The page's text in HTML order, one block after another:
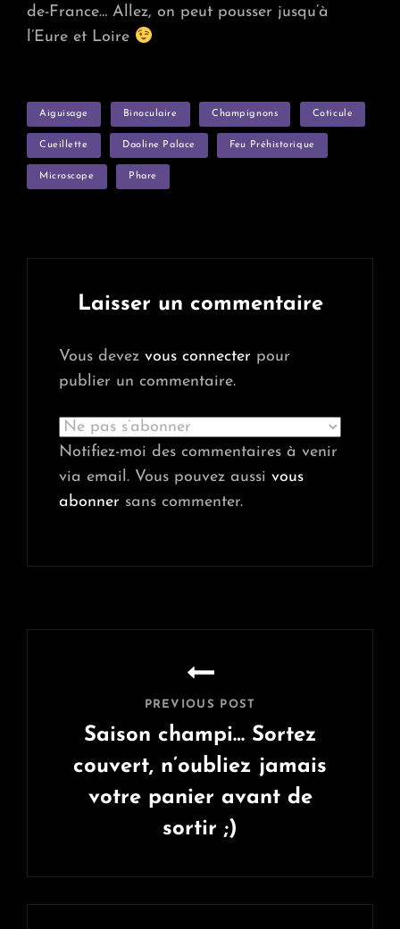
de-France… Allez, on peut pousser jusqu’à
l’Eure et Loire
TAGS
Aiguisage Binoculaire Champignons Coticule
Cueillette Daoline Palace Feu Préhistorique
Microscope Phare
Laisser un commentaire
Vous devez vous connecter pour
publier un commentaire.
Notifiez-moi des commentaires à venir
via email. Vous pouvez aussi vous
abonner sans commenter.
PREVIOUS POST
Saison champi… Sortez
couvert, n’oubliez jamais
votre panier avant de
sortir ;)
Post